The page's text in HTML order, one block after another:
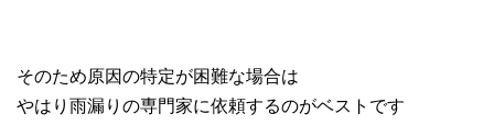
そのため原因の特定が困難な場合は
やはり雨漏りの専門家に依頼するのがベストです